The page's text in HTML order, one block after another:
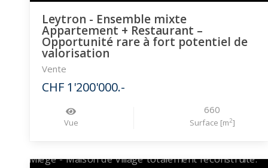
Leytron - Ensemble mixte
Appartement + Restaurant –
Opportunité rare à fort potentiel de
valorisation
Vente
CHF 1'200'000.-
Vue
660
Surface [m2]